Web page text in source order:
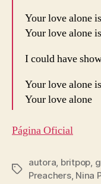
Your love alone
Your love alone
I could have
Your love alone
Your love alone
Página Oficial
Etiquetas
autora, britpop,
Preachers, Nina